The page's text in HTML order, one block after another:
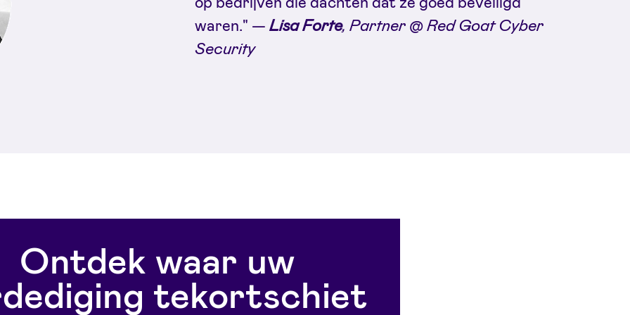
waren." —Lisa Forte, Partner @ Red Goat Cyber
Security
Ontdek waar uw
tekortschiet